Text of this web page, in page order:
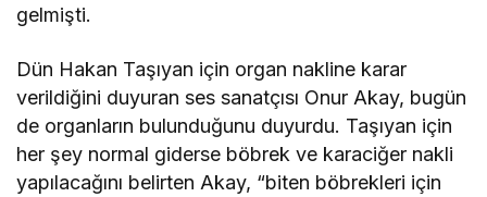
gelmişti.
Dün Hakan Taşıyan için organ nakline karar
verildiğini duyuran ses sanatçısı Onur Akay, bugün
de organların bulunduğunu duyurdu. Taşıyan için
her şey normal giderse böbrek ve karaciğer nakli
yapılacağını belirten Akay, “biten böbrekleri için